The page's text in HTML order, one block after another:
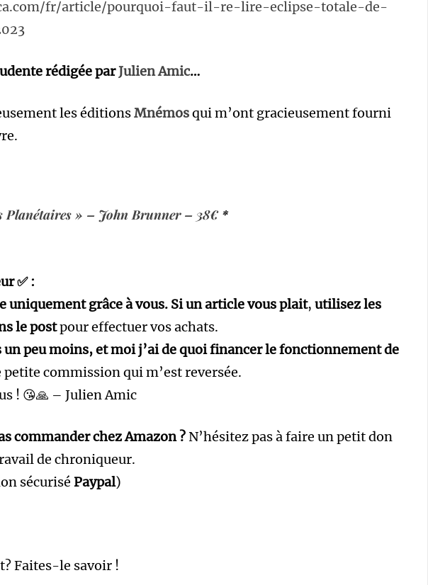
fr/article/pourquoi-faut-il-re-lire-eclipse-totale-de-
rédigée parJulien Amic…
les éditionsMnémosqui m’ont gracieusement fourni
Planétaires » – John Brunner – 38€*
✅ :
uniquement grâce à vous. Si un article vous plait, utilisez les
le postpour effectuer vos achats.
un peu moins, et moi j’ai de quoi financer le fonctionnement de
commission qui m’est reversée.
! 😘🙏 – Julien Amic
commander chez Amazon ?N’hésitez pas à faire un petit don
de chroniqueur.
sécurisé Paypal)
Faites-le savoir !